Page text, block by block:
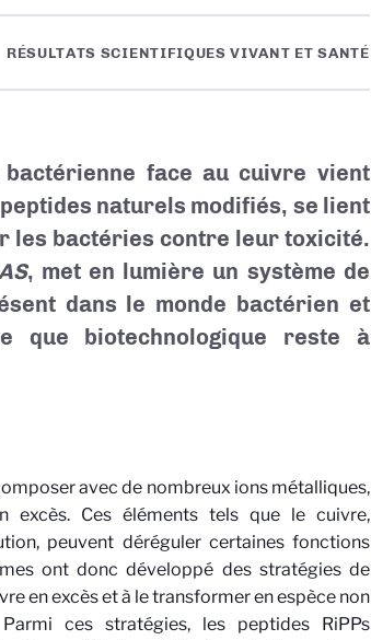
RÉSULTATS SCIENTIFIQUES VIVANT ET SANTÉ
face au cuivre vient
naturels modifiés, se lient
les bactéries contre leur toxicité.
, met en lumière un système de
dans le monde bactérien et
que biotechnologique reste à
avec de nombreux ions métalliques,
excès. Ces éléments tels que le cuivre,
peuvent déréguler certaines fonctions
ont donc développé des stratégies de
en excès et à le transformer en espèce non
ces stratégies, les peptides RiPPs